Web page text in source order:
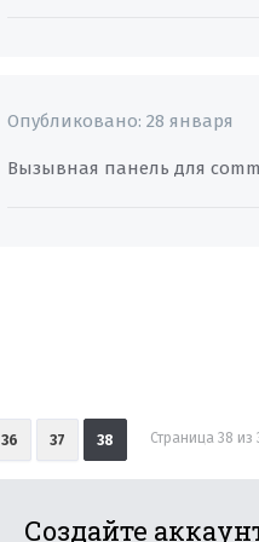
Опубликовано:28 января
Вызывная панель для
36 37 38 Страница 38
Создайте